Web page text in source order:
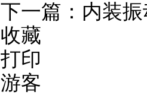
下一篇： 内装
收藏
打印
游客